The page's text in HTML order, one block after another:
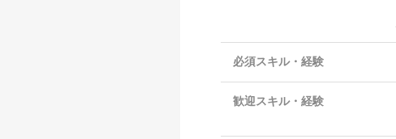
必須スキル・経験
歓迎スキル・経験